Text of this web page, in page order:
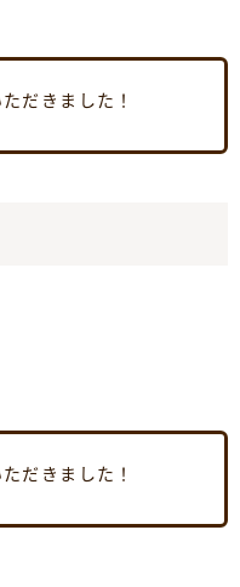
だきました！
だきました！